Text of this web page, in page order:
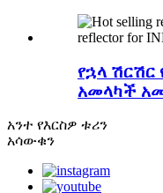
የኋላ
አመላካች
አንተ የእርስዎ ቱሪን
አሳውቁን